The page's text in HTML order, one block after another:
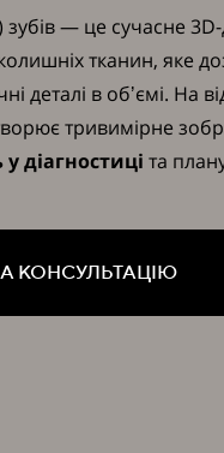
— це сучасне
тканин, яке
деталі в обʼємі. На
тривимірне
діагностиці та
КОНСУЛЬТАЦІЮ